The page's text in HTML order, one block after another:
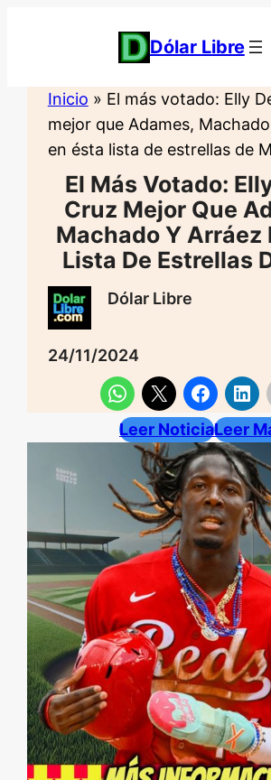
Dólar Libre
Inicio » El más votado: Elly
mejor que Adames,
en ésta lista de estrellas de
El Más Votado:
Cruz Mejor Que
Machado Y Arráez
Lista De Estrellas
Dólar Libre
24/11/2024
Leer NoticiaLeer